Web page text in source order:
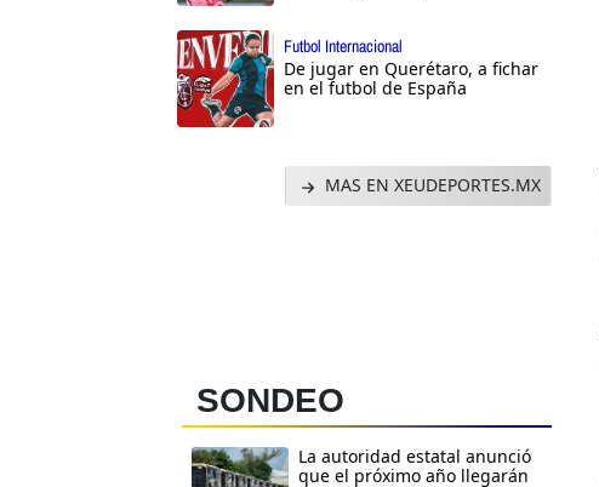
Futbol Internacional
De jugar en Querétaro, a fichar
en el futbol de España
MAS EN XEUDEPORTES.MX
SONDEO
La autoridad estatal anunció
que el próximo año llegarán